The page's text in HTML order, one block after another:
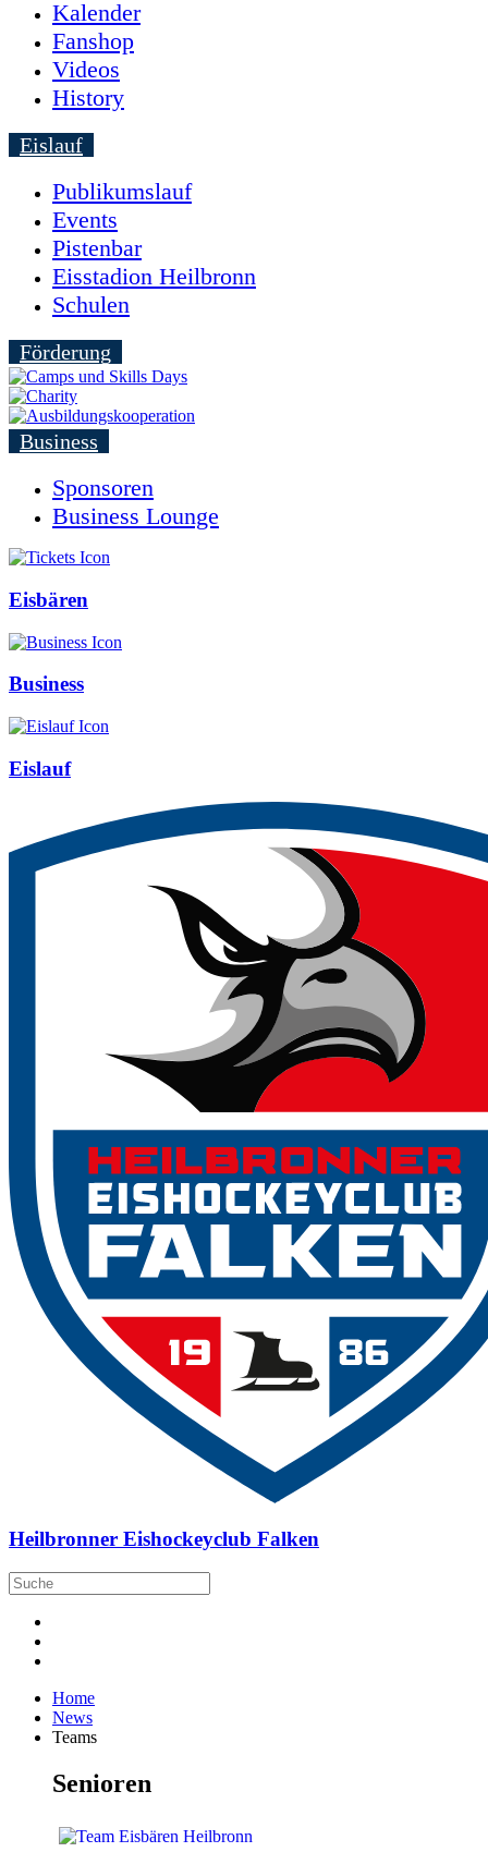
Kalender
Fanshop
Videos
History
Eislauf
Publikumslauf
Events
Pistenbar
Eisstadion Heilbronn
Schulen
Förderung
Business
Sponsoren
Business Lounge
Eisbären
Business
Eislauf
Heilbronner Eishockeyclub Falken
Home
News
Teams
Senioren